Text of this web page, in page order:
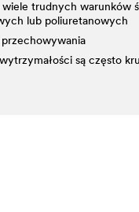
wiele trudnych warunków
lub poliuretanowych
są często